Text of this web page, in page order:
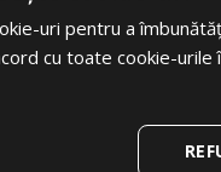
uri pentru a
cu toate cookie-